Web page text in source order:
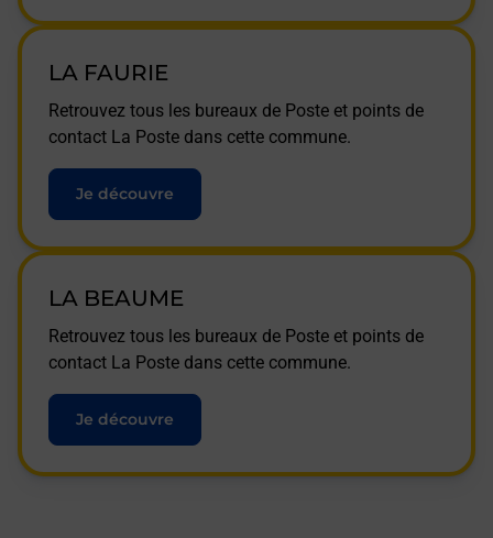
LA FAURIE
Retrouvez tous les bureaux de Poste et points de
contact La Poste dans cette commune.
Je découvre
LA BEAUME
Retrouvez tous les bureaux de Poste et points de
contact La Poste dans cette commune.
Je découvre